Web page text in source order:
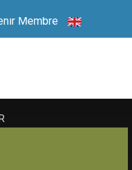
Membre